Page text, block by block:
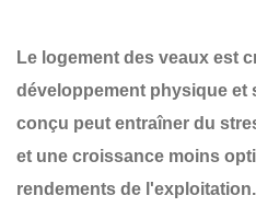
Le logement des veaux est
développement physique et
conçu peut entraîner du
et une croissance moins
rendements de